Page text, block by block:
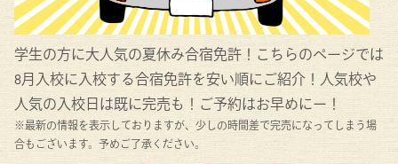
学生の方に大人気の夏休み合宿免許！こちらのページでは
8月入校に入校する合宿免許を安い順にご紹介！人気校や
人気の入校日は既に完売も！ご予約はお早めにー！
※最新の情報を表示しておりますが、少しの時間差で完売になってしまう場
合もございます。予めご了承ください。